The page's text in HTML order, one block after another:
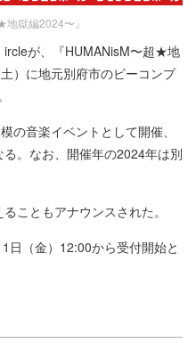
地獄編2024〜』
ircleが、『HUMANisM〜超★地
）に地元別府市のビーコンプ
の音楽イベントとして開催、
。なお、開催年の2024年は別
こともアナウンスされた。
日（金）12:00から受付開始と